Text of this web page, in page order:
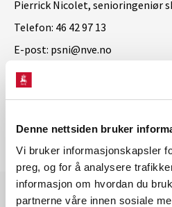
Denne nettsiden bruker
Vi bruker informasjonskapsler
preg, og for å analysere
informasjon om hvordan du
partnerne våre innen sosiale
Pierrick Nicolet, senioringeniør
Telefon: 46 42 97 13
E-post: psni@nve.no